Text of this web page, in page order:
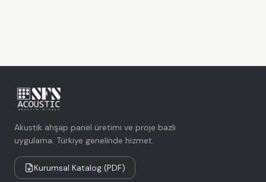
Akustik ahşap panel üretimi ve proje bazlı
uygulama. Türkiye genelinde hizmet.
Kurumsal Katalog (PDF)